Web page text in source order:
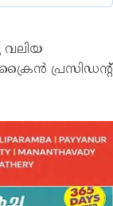
വലിയ
പ്രസിഡന്റ്